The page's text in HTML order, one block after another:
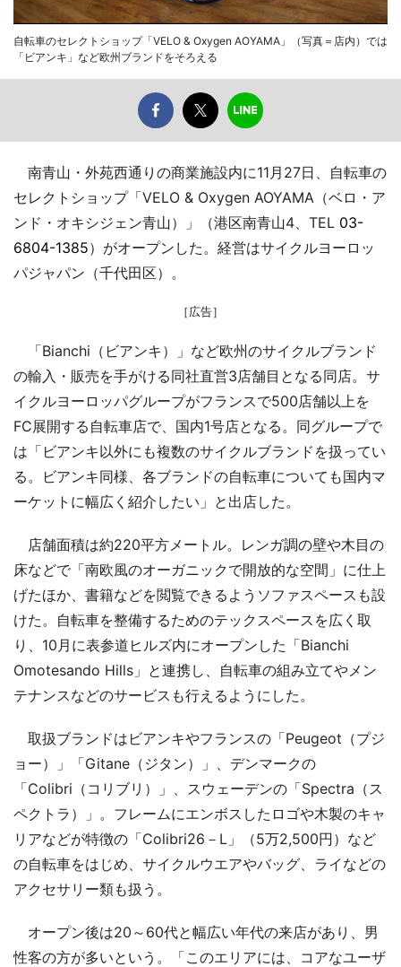
自転車のセレクトショップ「VELO & Oxygen AOYAMA」（写真＝店内）では
「ビアンキ」など欧州ブランドをそろえる
南青山・外苑西通りの商業施設内に11月27日、自転車の
セレクトショップ「VELO & Oxygen AOYAMA（ベロ・ア
ンド・オキシジェン青山）」（港区南青山4、TEL 03-
6804-1385）がオープンした。経営はサイクルヨーロッ
パジャパン（千代田区）。
［広告］
「Bianchi（ビアンキ）」など欧州のサイクルブランド
の輸入・販売を手がける同社直営3店舗目となる同店。サ
イクルヨーロッパグループがフランスで500店舗以上を
FC展開する自転車店で、国内1号店となる。同グループで
は「ビアンキ以外にも複数のサイクルブランドを扱ってい
る。ビアンキ同様、各ブランドの自転車についても国内マ
ーケットに幅広く紹介したい」と出店した。
店舗面積は約220平方メートル。レンガ調の壁や木目の
床などで「南欧風のオーガニックで開放的な空間」に仕上
げたほか、書籍などを閲覧できるようソファスペースも設
けた。自転車を整備するためのテックスペースを広く取
り、10月に表参道ヒルズ内にオープンした「Bianchi
Omotesando Hills」と連携し、自転車の組み立てやメン
テナンスなどのサービスも行えるようにした。
取扱ブランドはビアンキやフランスの「Peugeot（プジ
ョー）」「Gitane（ジタン）」、デンマークの
「Colibri（コリブリ）」、スウェーデンの「Spectra（ス
ペクトラ）」。フレームにエンボスしたロゴや木製のキャ
リアなどが特徴の「Colibri26－L」（5万2,500円）など
の自転車をはじめ、サイクルウエアやバッグ、ライなどの
アクセサリー類も扱う。
オープン後は20～60代と幅広い年代の来店があり、男
性客の方が多いという。「このエリアには、コアなユーザ